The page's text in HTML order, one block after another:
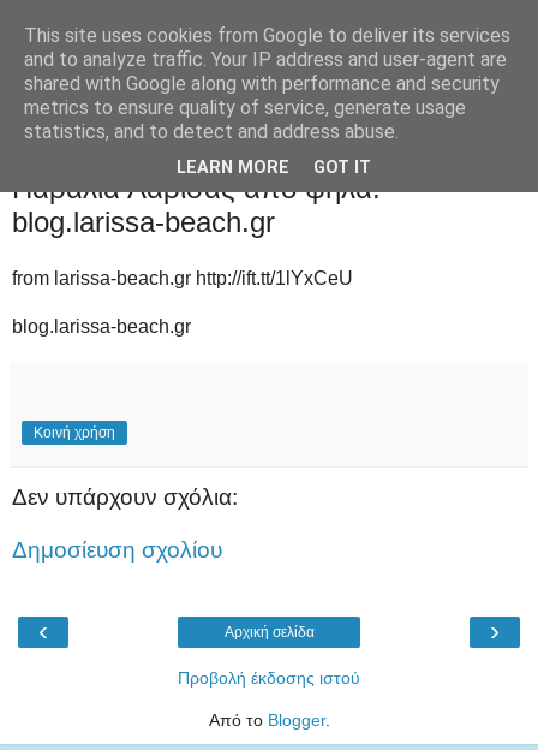
Παρασκευή 15 Ιουλίου 2016
Παράλια Λάρισας από ψηλά! -
blog.larissa-beach.gr
from larissa-beach.gr http://ift.tt/1lYxCeU
blog.larissa-beach.gr
Κοινή χρήση
Δεν υπάρχουν σχόλια:
Δημοσίευση σχολίου
‹ ›
Αρχική σελίδα
Προβολή έκδοσης ιστού
Από το Blogger.
This site uses cookies from Google to deliver its services
and to analyze traffic. Your IP address and user-agent are
shared with Google along with performance and security
metrics to ensure quality of service, generate usage
statistics, and to detect and address abuse.
LEARN MORE GOT IT